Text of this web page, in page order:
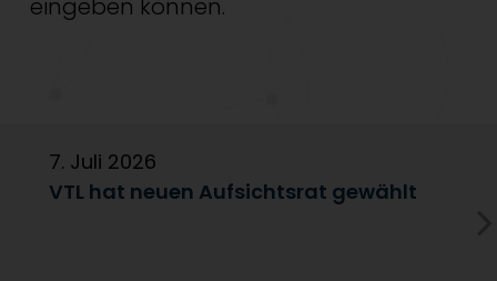
eingeben können.
7. Juli 2026
VTL hat neuen Aufsichtsrat gewählt